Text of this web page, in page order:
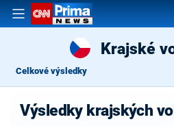
Krajské
Celkové výsledky
Výsledky krajských